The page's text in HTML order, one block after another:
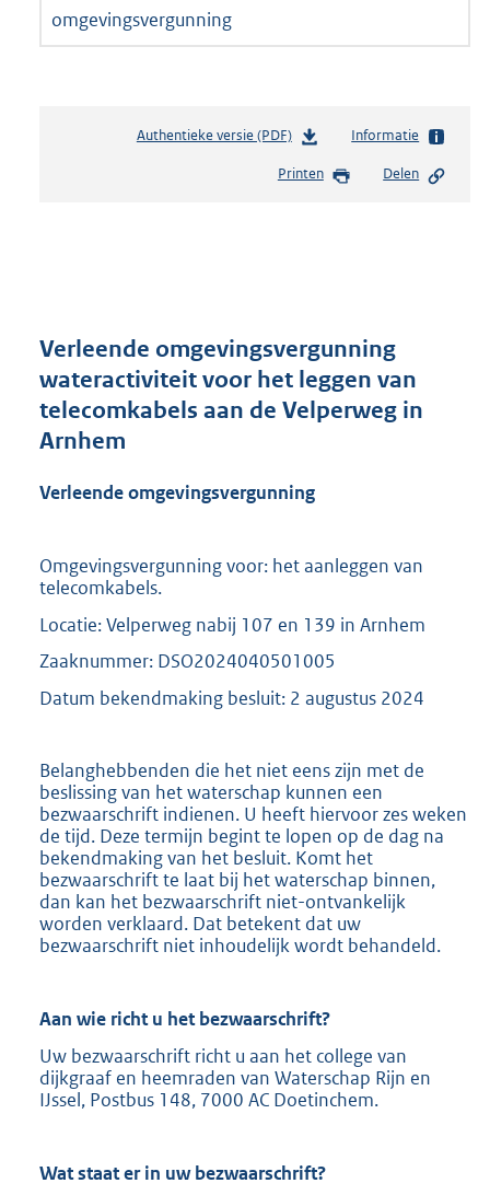
omgevingsvergunning
Authentieke versie (PDF)b
s
r
o
t
2
K
Informatie
Printen Delen
Verleende omgevingsvergunning
wateractiviteit voor het leggen van
telecomkabels aan de Velperweg in
Arnhem
Verleende omgevingsvergunning
Omgevingsvergunning voor: het aanleggen van
telecomkabels.
Locatie: Velperweg nabij 107 en 139 in Arnhem
Zaaknummer: DSO2024040501005
Datum bekendmaking besluit: 2 augustus 2024
Belanghebbenden die het niet eens zijn met de
beslissing van het waterschap kunnen een
bezwaarschrift indienen. U heeft hiervoor zes weken
de tijd. Deze termijn begint te lopen op de dag na
bekendmaking van het besluit. Komt het
bezwaarschrift te laat bij het waterschap binnen,
dan kan het bezwaarschrift niet-ontvankelijk
worden verklaard. Dat betekent dat uw
bezwaarschrift niet inhoudelijk wordt behandeld.
Aan wie richt u het bezwaarschrift?
Uw bezwaarschrift richt u aan het college van
dijkgraaf en heemraden van Waterschap Rijn en
IJssel, Postbus 148, 7000 AC Doetinchem.
Wat staat er in uw bezwaarschrift?